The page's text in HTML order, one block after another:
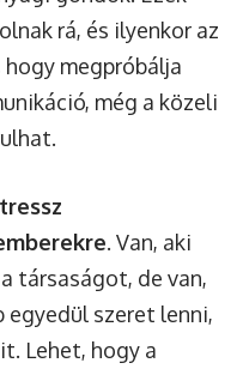
rá, és ilyenkor az
hogy megpróbálja
még a közeli
. Van, aki
társaságot, de van,
egyedül szeret lenni,
Lehet, hogy a